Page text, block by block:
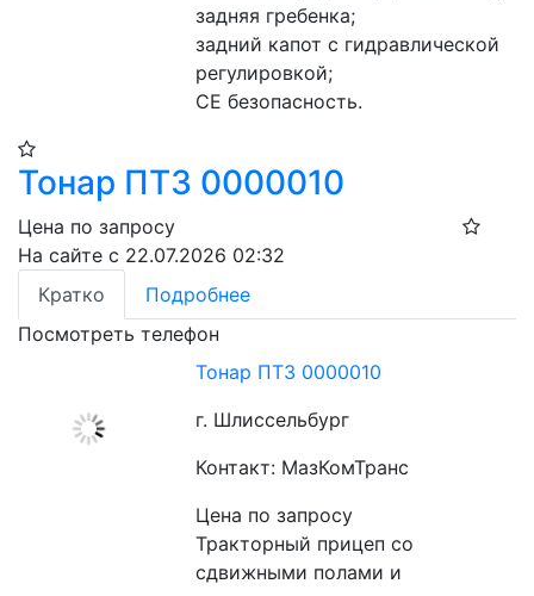
задняя гребенка;
задний капот с гидравлической
регулировкой;
CE безопасность.
Тонар ПТ3 0000010
Цена по запросу
На сайте с 22.07.2026 02:32
Кратко
Подробнее
Посмотреть телефон
Тонар ПТ3 0000010
г. Шлиссельбург
Контакт: МазКомТранс
Цена по запросу
Тракторный прицеп со
сдвижными полами и